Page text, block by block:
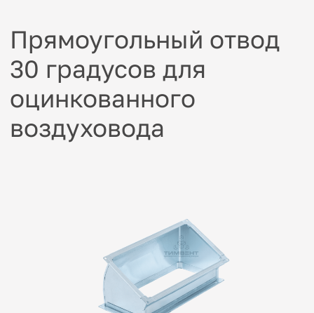
воздуховода
Прямоугольный отвод на 30 градусов
предназначен для плавного изменения
направления воздушного потока в
вентиляционных системах с
минимальными потерями давления.